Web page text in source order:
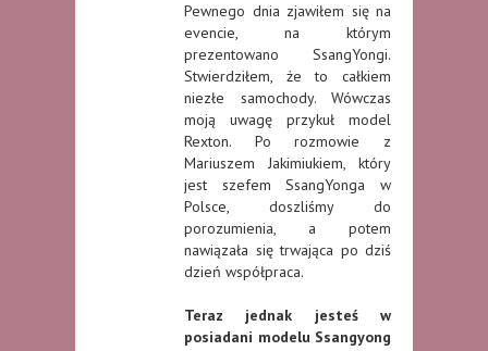
Pewnego dnia zjawiłem się na
evencie, na którym
prezentowano SsangYongi.
Stwierdziłem, że to całkiem
niezłe samochody. Wówczas
moją uwagę przykuł model
Rexton. Po rozmowie z
Mariuszem Jakimiukiem, który
jest szefem SsangYonga w
Polsce, doszliśmy do
porozumienia, a potem
nawiązała się trwająca po dziś
dzień współpraca.
Teraz jednak jesteś w
posiadani modelu Ssangyong